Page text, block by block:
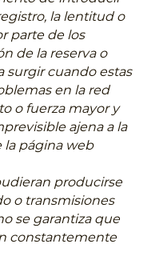
la lentitud o
parte de los
de la reserva o
surgir cuando estas
en la red
o fuerza mayor y
ajena a la
la página web
producirse
o transmisiones
se garantiza que
constantemente